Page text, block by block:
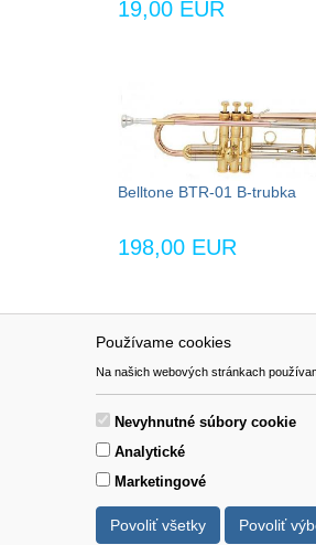
Používame cookies
Na našich webových stránkach
Nevyhnutné súbory cookie
Analytické
Marketingové
Povoliť všetky Povoliť
19,00 EUR
Belltone BTR-01 B-trubka
198,00 EUR
Pomoc
Kontakt